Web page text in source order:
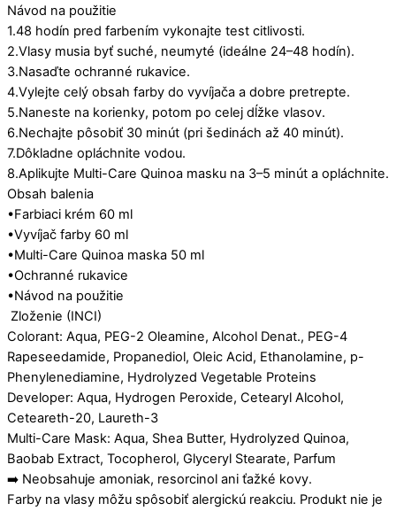
Návod na použitie
1.48 hodín pred farbením vykonajte test citlivosti.
2.Vlasy musia byť suché, neumyté (ideálne 24–48 hodín).
3.Nasaďte ochranné rukavice.
4.Vylejte celý obsah farby do vyvíjača a dobre pretrepte.
5.Naneste na korienky, potom po celej dĺžke vlasov.
6.Nechajte pôsobiť 30 minút (pri šedinách až 40 minút).
7.Dôkladne opláchnite vodou.
8.Aplikujte Multi-Care Quinoa masku na 3–5 minút a opláchnite.
Obsah balenia
•Farbiaci krém 60 ml
•Vyvíjač farby 60 ml
•Multi-Care Quinoa maska 50 ml
•Ochranné rukavice
•Návod na použitie
Zloženie (INCI)
Colorant: Aqua, PEG-2 Oleamine, Alcohol Denat., PEG-4
Rapeseedamide, Propanediol, Oleic Acid, Ethanolamine, p-
Phenylenediamine, Hydrolyzed Vegetable Proteins
Developer: Aqua, Hydrogen Peroxide, Cetearyl Alcohol,
Ceteareth-20, Laureth-3
Multi-Care Mask: Aqua, Shea Butter, Hydrolyzed Quinoa,
Baobab Extract, Tocopherol, Glyceryl Stearate, Parfum
➡️ Neobsahuje amoniak, resorcinol ani ťažké kovy.
Farby na vlasy môžu spôsobiť alergickú reakciu. Produkt nie je